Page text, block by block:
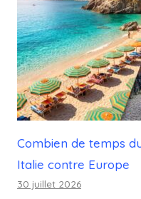
Combien de temps
Italie contre Europe
30 juillet 2026